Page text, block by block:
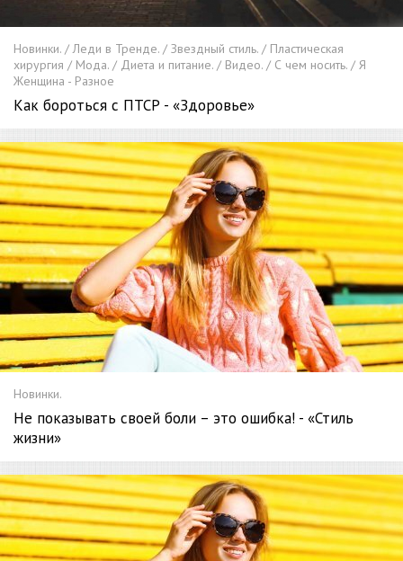
Новинки. / Леди в Тренде. / Звездный стиль. / Пластическая
хирургия / Мода. / Диета и питание. / Видео. / С чем носить. / Я
Женщина - Разное
Как бороться с ПТСР - «Здоровье»
Новинки.
Не показывать своей боли – это ошибка! - «Стиль
жизни»